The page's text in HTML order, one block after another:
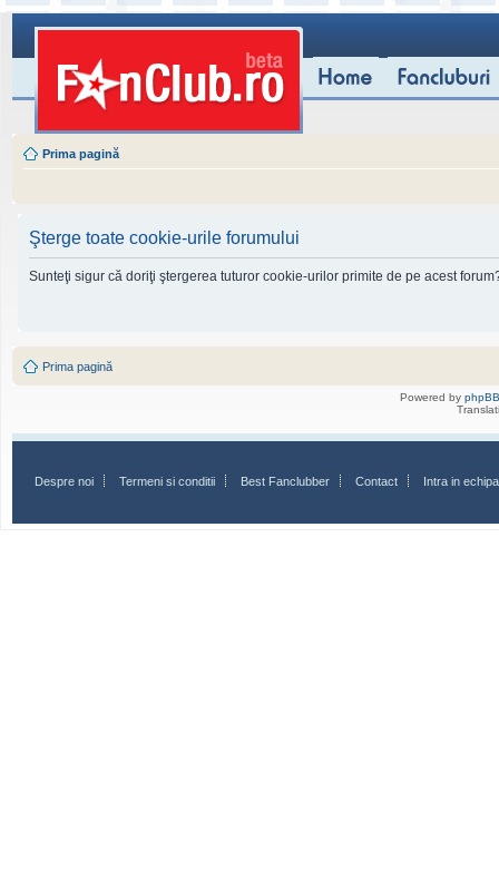
Prima pagină
Şterge toate cookie-urile forumului
Sunteţi sigur că doriţi ştergerea tuturor cookie-urilor primite de pe acest
Prima pagină
Powered by phpBB
Despre noi Termeni si conditii Best Fanclubber Contact Intra in